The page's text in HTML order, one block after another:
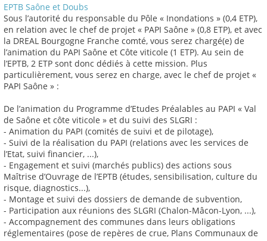
EPTB Saône et Doubs
Sous l’autorité du responsable du Pôle « Inondations » (0,4 ETP),
en relation avec le chef de projet « PAPI Saône » (0,8 ETP), et avec
la DREAL Bourgogne Franche comté, vous serez chargé(e) de
l’animation du PAPI Saône et Côte viticole (1 ETP). Au sein de
l’EPTB, 2 ETP sont donc dédiés à cette mission. Plus
particulièrement, vous serez en charge, avec le chef de projet «
PAPI Saône » :
De l’animation du Programme d’Etudes Préalables au PAPI « Val
de Saône et côte viticole » et du suivi des SLGRI :
- Animation du PAPI (comités de suivi et de pilotage),
- Suivi de la réalisation du PAPI (relations avec les services de
l’Etat, suivi financier, ...),
- Engagement et suivi (marchés publics) des actions sous
Maîtrise d’Ouvrage de l’EPTB (études, sensibilisation, culture du
risque, diagnostics...),
- Montage et suivi des dossiers de demande de subvention,
- Participation aux réunions des SLGRI (Chalon-Mâcon-Lyon, ...),
- Accompagnement des communes dans leurs obligations
réglementaires (pose de repères de crue, Plans Communaux de